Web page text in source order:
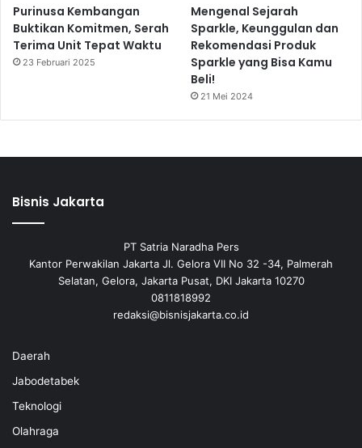
Purinusa Kembangan
Buktikan Komitmen, Serah
Terima Unit Tepat Waktu
23 Februari 2025
Mengenal Sejarah
Sparkle, Keunggulan dan
Rekomendasi Produk
Sparkle yang Bisa Kamu
Beli!
21 Mei 2024
Bisnis Jakarta
PT Satria Naradha Pers
Kantor Perwakilan Jakarta Jl. Gelora VII No 32 -34, Palmerah
Selatan, Gelora, Jakarta Pusat, DKI Jakarta 10270
0811818992
redaksi@bisnisjakarta.co.id
Daerah
Jabodetabek
Teknologi
Olahraga